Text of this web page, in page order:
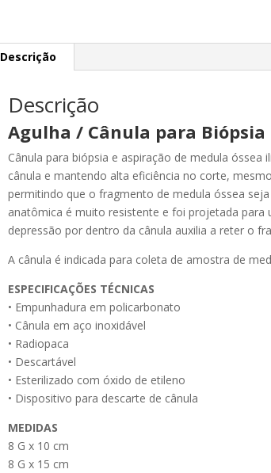
Descrição
Descrição
Agulha / Cânula para
Cânula para biópsia e aspiração de medula
cânula e mantendo alta eficiência no corte,
permitindo que o fragmento de medula óssea
anatômica é muito resistente e foi projetada
depressão por dentro da cânula auxilia a reter o
A cânula é indicada para coleta de amostra de
ESPECIFICAÇÕES TÉCNICAS
• Empunhadura em policarbonato
• Cânula em aço inoxidável
• Radiopaca
• Descartável
• Esterilizado com óxido de etileno
• Dispositivo para descarte de cânula
MEDIDAS
8 G x 10 cm
8 G x 15 cm